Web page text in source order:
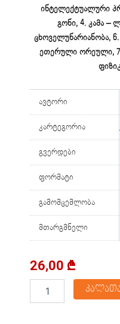
ინტელექტუალური
გონი, 4. კამა –
ცხოველუნარიანობა,
ეთერული ორეული, 7.
ავტორი
კარტეგორია
გვერდები
ფორმატი
გამომცემლობა
მთარგმნელი
26,00 ₾
რაოდენობა:
ადამიანის